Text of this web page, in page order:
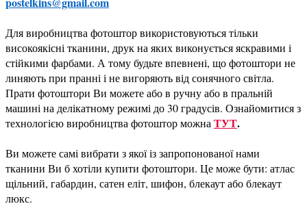
Для виробництва фотоштор використовуються тільки
високоякісні тканини, друк на яких виконується яскравими і
стійкими фарбами. А тому будьте впевнені, що фотоштори не
линяють при пранні і не вигоряють від сонячного світла.
Прати фотоштори Ви можете або в ручну або в пральній
машині на делікатному режимі до 30 градусів. Ознайомитися з
технологією виробництва фотоштор можна ТУТ.
Ви можете самі вибрати з якої із запропонованої нами
тканини Ви б хотіли купити фотоштори. Це може бути: атлас
щільний, габардин, сатен еліт, шифон, блекаут або блекаут
люкс.